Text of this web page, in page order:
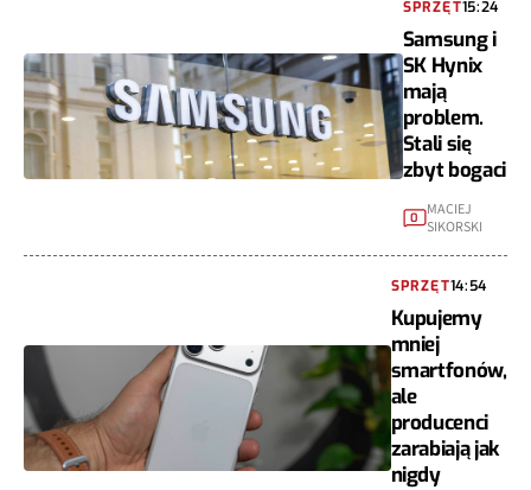
SPRZĘT15:24
Samsung i
SK Hynix
mają
problem.
Stali się
zbyt bogaci
0 MACIEJ
SIKORSKI
SPRZĘT14:54
Kupujemy
mniej
smartfonów,
ale
producenci
zarabiają jak
nigdy